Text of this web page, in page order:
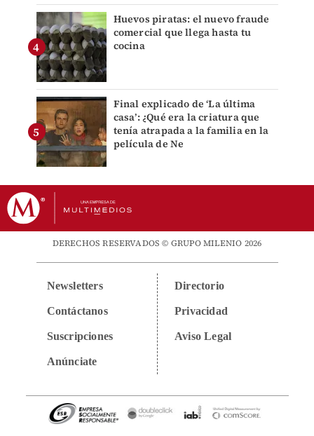
Huevos piratas: el nuevo fraude
comercial que llega hasta tu
cocina
Final explicado de ‘La última
casa’: ¿Qué era la criatura que
tenía atrapada a la familia en la
película de Ne
DERECHOS RESERVADOS © GRUPO MILENIO 2026
Newsletters
Contáctanos
Suscripciones
Anúnciate
Directorio
Privacidad
Aviso Legal